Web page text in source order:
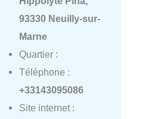
93330 Neuilly-sur-
Marne
Quartier :
Téléphone :
+33143095086
Site internet :